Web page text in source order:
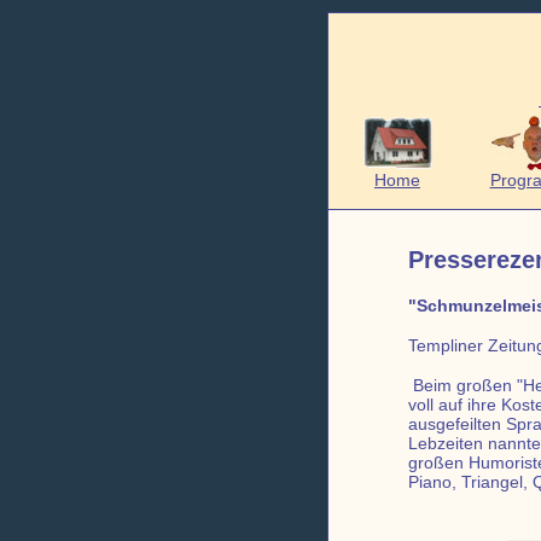
Home
Templiner
Beim großen
voll auf ihre
ausgefeilten
Lebzeiten
großen
Piano, Triangel,